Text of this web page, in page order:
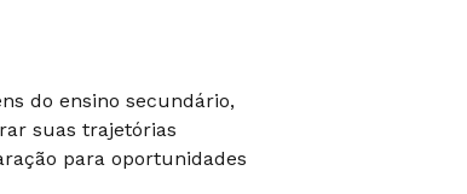
do ensino secundário,
suas trajetórias
para oportunidades